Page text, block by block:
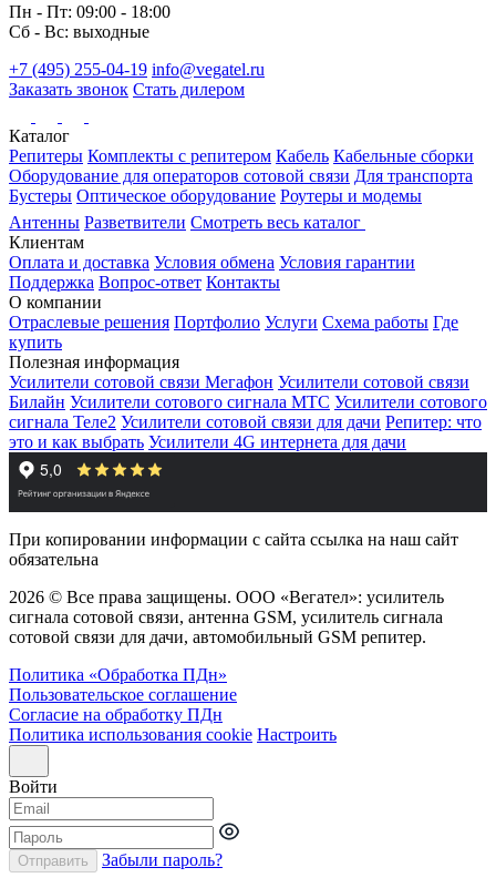
Пн - Пт: 09:00 - 18:00
Сб - Вс: выходные
+7 (495) 255-04-19 info@vegatel.ru
Заказать звонок Стать дилером
Каталог
Репитеры Комплекты с репитером Кабель Кабельные сборки
Оборудование для операторов сотовой связи Для транспорта
Бустеры Оптическое оборудование Роутеры и модемы
Антенны Разветвители Смотреть весь каталог
Клиентам
Оплата и доставка Условия обмена Условия гарантии
Поддержка Вопрос-ответ Контакты
О компании
Отраслевые решения Портфолио Услуги Схема работы Где
купить
Полезная информация
Усилители сотовой связи Мегафон Усилители сотовой связи
Билайн Усилители сотового сигнала МТС Усилители сотового
сигнала Теле2 Усилители сотовой связи для дачи Репитер: что
это и как выбрать Усилители 4G интернета для дачи
При копировании информации с сайта ссылка на наш сайт
обязательна
2026 © Все права защищены. ООО «Вегател»: усилитель
сигнала сотовой связи, антенна GSM, усилитель сигнала
сотовой связи для дачи, автомобильный GSM репитер.
Политика «Обработка ПДн»
Пользовательское соглашение
Согласие на обработку ПДн
Политика использования cookie Настроить
Войти
Отправить Забыли пароль?